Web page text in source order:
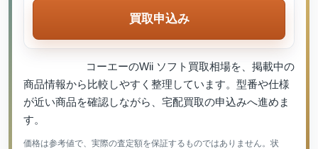
コーエーのWii ソフト買取相場を、掲載中の
商品情報から比較しやすく整理しています。型番や仕様
が近い商品を確認しながら、宅配買取の申込みへ進めま
す。
価格は参考値で、実際の査定額を保証するものではありません。状
買取申込み